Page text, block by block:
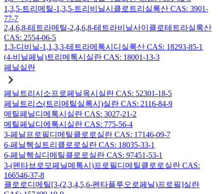
1,3,5-트리메틸-1,3,5-트리비닐시클로트리실록산 CAS: 3901-
77-7
2,4,6,8-테트라메틸-2,4,6,8-테트라비닐사이클로테트라실록산
CAS: 2554-06-5
1,3-디비닐-1,1,3,3-테트라메톡시디실록산 CAS: 18293-85-1
(4-비닐페닐)트리메톡시실란 CAS: 18001-13-3
페닐실란
페닐트리시소프로페닐옥시실란 CAS: 52301-18-5
페닐트리스(트리메틸실록시)실란 CAS: 2116-84-9
메틸페닐디메톡시실란 CAS: 3027-21-2
메틸페닐디에톡시실란 CAS: 775-56-4
3-페닐프로필디메틸클로로실란 CAS: 17146-09-7
6-페닐헥실트리클로로실란 CAS: 18035-33-1
6-페닐헥실디메틸클로로실란 CAS: 97451-53-1
3-(펜타브로모페닐메톡시)프로필디메틸클로로실란 CAS:
166546-37-8
클로로디메틸[3-(2,3,4,5,6-펜타플루오로페닐)프로필]실란